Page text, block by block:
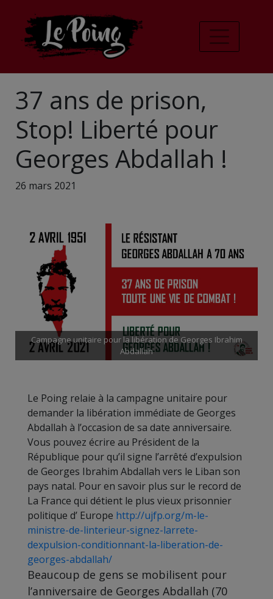
37 ans de prison,
Stop! Liberté pour
Georges Abdallah !
26 mars 2021
Campagne unitaire pour la libération de Georges Ibrahim
Abdallah
Le Poing relaie à la campagne unitaire pour
demander la libération immédiate de Georges
Abdallah à l’occasion de sa date anniversaire.
Vous pouvez écrire au Président de la
République pour qu’il signe l’arrêté d’expulsion
de Georges Ibrahim Abdallah vers le Liban son
pays natal. Pour en savoir plus sur le record de
La France qui détient le plus vieux prisonnier
politique d’ Europe http://ujfp.org/m-le-
ministre-de-linterieur-signez-larrete-
dexpulsion-conditionnant-la-liberation-de-
georges-abdallah/
Beaucoup de gens se mobilisent pour
l’anniversaire de Georges Abdallah (70